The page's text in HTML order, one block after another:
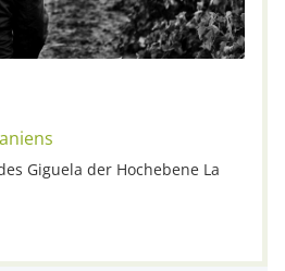
Giguela der Hochebene La